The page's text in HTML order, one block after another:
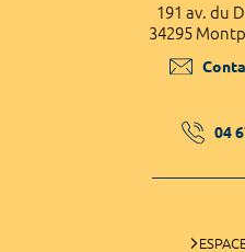
191 av. du
34295
04